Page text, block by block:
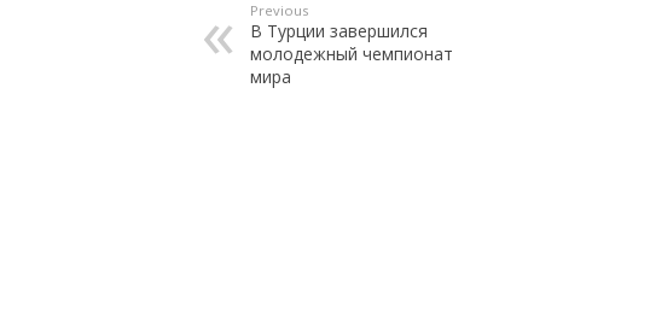
Previous
В Турции завершился
молодежный чемпионат
мира